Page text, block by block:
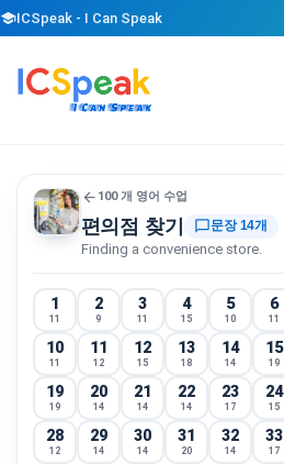
schoolICSpeak - I Can Speak
arrow_back 100 개 영어 수업
편의점 찾기 chat_bubble_outline문장 14개
Finding a convenience store.
1
11
2
9
3
11
4
15
5
10
6
11
10
11
11
12
12
15
13
18
14
14
15
19
19
19
20
14
21
14
22
14
23
17
24
15
28
12
29
14
30
14
31
20
32
14
33
17